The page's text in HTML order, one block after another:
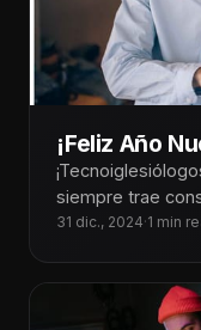
¡Feliz Año
siempre trae
gratitud por las
31 dic., 2024·1 min